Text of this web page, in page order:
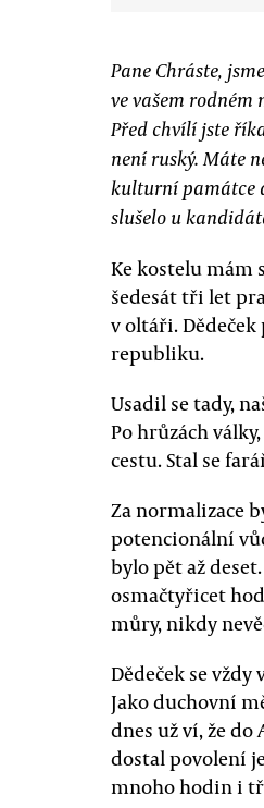
Pane Chráste,
ve vašem rodném
Před chvílí jste
není ruský. Máte
kulturní památce
slušelo u
Ke kostelu mám
šedesát tři let
v oltáři. Dědeček
republiku.
Usadil se tady,
Po hrůzách
cestu. Stal se
Za normalizace
potencionální
bylo pět až
osmačtyřicet
můry, nikdy
Dědeček se
Jako duchovní
dnes už ví, že do
dostal povolení
mnoho hodin i